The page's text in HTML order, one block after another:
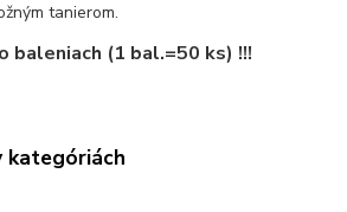
tanierom.
baleniach (1 bal.=50 ks) !!!
kategóriách